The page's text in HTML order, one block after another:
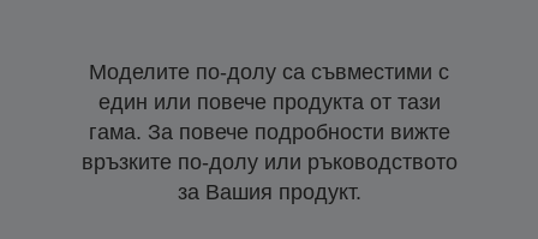
Моделите по-долу са съвместими с
един или повече продукта от тази
гама. За повече подробности вижте
връзките по-долу или ръководството
за Вашия продукт.